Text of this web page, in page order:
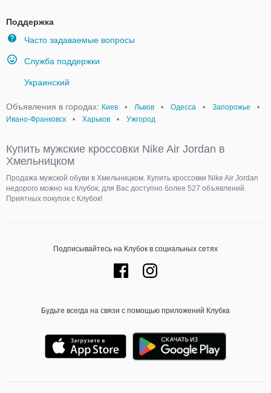
Поддержка
Часто задаваемые вопросы
Служба поддержки
Украинский
Объявления в городах: Киев • Львов • Одесса • Запорожье
•
Ивано-Франковск
• Харьков • Ужгород
Купить мужские кроссовки Nike Air Jordan в
Хмельницком
Продажа мужской обуви в Хмельницком. Купить кроссовки Nike Air Jordan
недорого можно на Клубок, для Вас доступно более 527 объявлений.
Приятных покупок с Клубок!
Подписывайтесь на Клубок в социальных сетях
Будьте всегда на связи с помощью приложений Клубка